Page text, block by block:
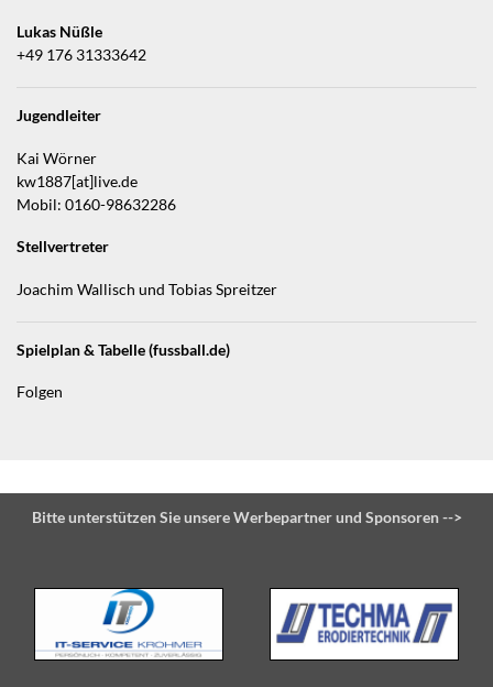
Lukas Nüßle
+49 176 31333642
Jugendleiter
Kai Wörner
kw1887[at]live.de
Mobil: 0160-98632286
Stellvertreter
Joachim Wallisch und Tobias Spreitzer
Spielplan & Tabelle (fussball.de)
Folgen
Bitte unterstützen Sie unsere Werbepartner und Sponsoren -->